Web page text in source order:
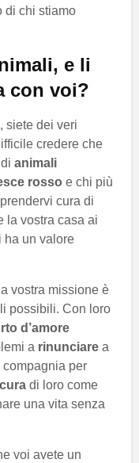
di chi stiamo
e li
con voi?
siete dei veri
credere che
animali
rosso e chi più
cura di
la vostra casa ai
ha un valore
vostra missione è
possibili. Con loro
d’amore
a rinunciare a
per
cura di loro come
una vita senza
voi avete un